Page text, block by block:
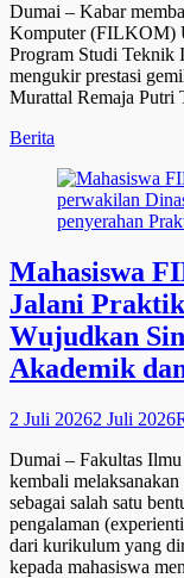
Dumai – Kabar
Komputer (FILKOM)
Program Studi Teknik
mengukir prestasi
Murattal Remaja Putri
Categories
Berita
Mahasiswa
Jalani
Wujudkan
Akademik
Posted
2 Juli 20262 Juli 2026
Dumai – Fakultas
kembali
sebagai salah satu
pengalaman
dari kurikulum yang
kepada mahasiswa